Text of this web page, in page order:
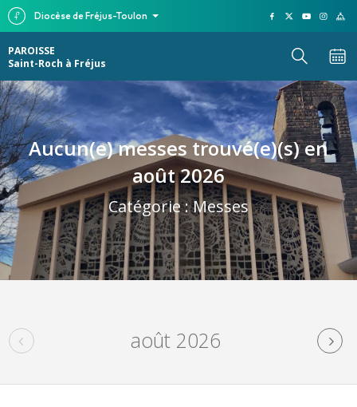
Diocèse de Fréjus-Toulon
PAROISSE
Saint-Roch à Fréjus
Aucun(e) messes trouvé(e)(s) en
août 2026
Catégorie :Messes
août 2026